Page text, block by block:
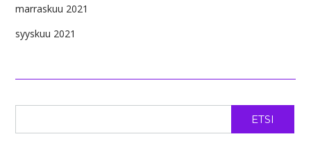
marraskuu 2021
syyskuu 2021
ETSI